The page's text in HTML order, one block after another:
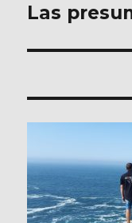
entradas
Las